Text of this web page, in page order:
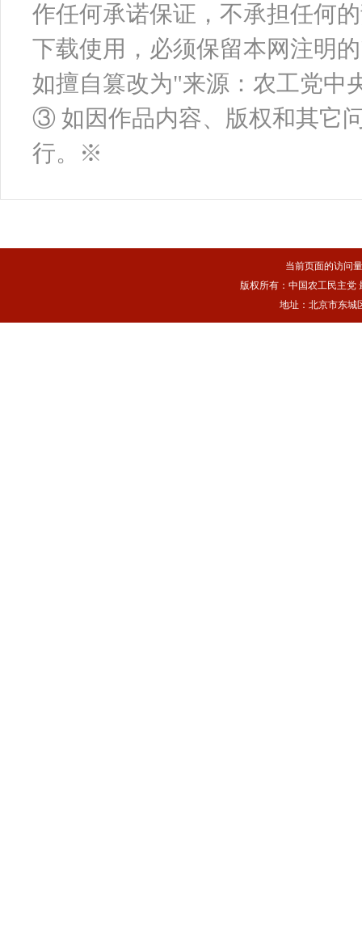
作任何承诺保证，不承担任何
下载使用，必须保留本网注明
如擅自篡改为"来源：农工党中
③ 如因作品内容、版权和其它
行。※
当前页面的访问
版权所有：中国农工民主党
地址：北京市东城